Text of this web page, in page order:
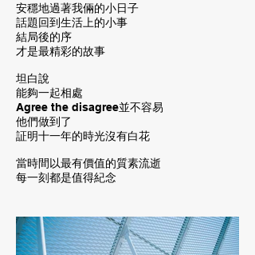
安穩地過著我倆的小日子
話題回到生活上的小事
結局後的序
才是最精彩的故事
坦白說
能夠一起相處
Agree the disagree並不容易
他們做到了
証明十一年的時光沒有白花
當時間以最有價值的質素流逝
每一刻都是值得紀念